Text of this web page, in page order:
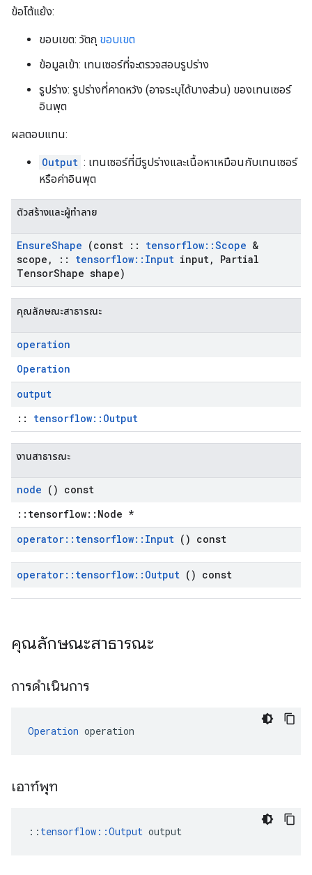
ข้อโต้แย้ง:
ขอบเขต: วัตถุ ขอบเขต
ข้อมูลเข้า: เทนเซอร์ที่จะตรวจสอบรูปร่าง
รูปร่าง: รูปร่างที่คาดหวัง (อาจระบุได้บางส่วน) ของเทนเซอร์
อินพุต
ผลตอบแทน:
Output : เทนเซอร์ที่มีรูปร่างและเนื้อหาเหมือนกับเทนเซอร์
หรือค่าอินพุต
ตัวสร้างและผู้ทำลาย
EnsureShape (const :: tensorflow::Scope &
scope , :: tensorflow:: Input input,
Partial
TensorShape shape)
คุณลักษณะสาธารณะ
operation
Operation
output
:: tensorflow::Output
งานสาธารณะ
node () const
::tensorflow::Node *
operator:: tensorflow:: Input () const
operator:: tensorflow:: Output () const
คุณลักษณะสาธารณะ
การดำเนินการ
Operation operation
เอาท์พุท
:: tensorflow::Output output